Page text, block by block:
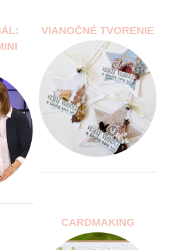
VIANOČNÉ TVORENIE
CARDMAKING